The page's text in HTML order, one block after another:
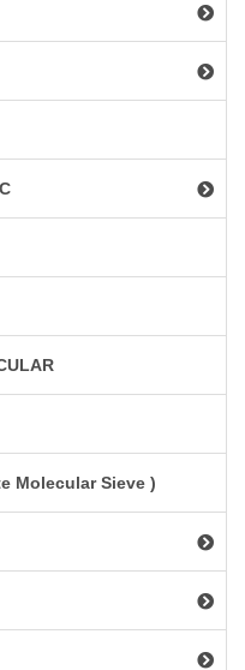
Molecular Sieve )